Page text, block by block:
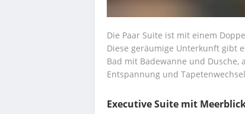
Die Paar Suite ist mit einem
Diese geräumige Unterkunft gibt
Bad mit Badewanne und Dusche,
Entspannung und
Executive Suite mit